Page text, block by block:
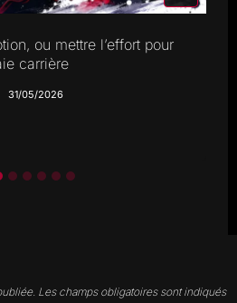
ou mettre l’effort pour
carrière
31/05/2026
Les champs obligatoires sont indiqués